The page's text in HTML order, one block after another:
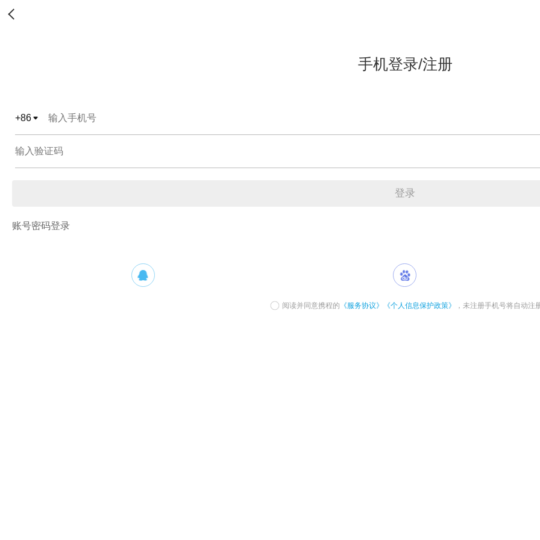
手机登录/注册
+86
登录
账号密码登录
阅读并同意携程的 《服务协议》 《个人信息保护政策》 ，未注册手机号将自动注